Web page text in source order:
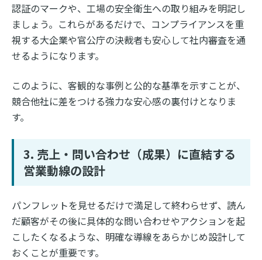
認証のマークや、工場の安全衛生への取り組みを明記し
ましょう。これらがあるだけで、コンプライアンスを重
視する大企業や官公庁の決裁者も安心して社内審査を通
せるようになります。
このように、客観的な事例と公的な基準を示すことが、
競合他社に差をつける強力な安心感の裏付けとなりま
す。
3. 売上・問い合わせ（成果）に直結する
営業動線の設計
パンフレットを見せるだけで満足して終わらせず、読ん
だ顧客がその後に具体的な問い合わせやアクションを起
こしたくなるような、明確な導線をあらかじめ設計して
おくことが重要です。